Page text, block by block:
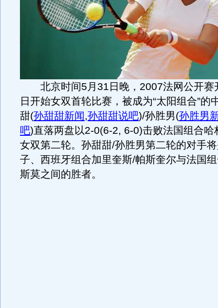
北京时间5月31日晚，2007法网公开赛
日开始女双首轮比赛，被成为“太阳组合”的
甜(孙甜甜新闻,孙甜甜说吧)/孙胜男(孙胜男
吧)直落两盘以2-0(6-2, 6-0)击败法国组合哈
女双第二轮。孙甜甜/孙胜男第二轮的对手
子、西班牙组合加里奎斯/帕斯奎尔与法国
斯莫之间的胜者。